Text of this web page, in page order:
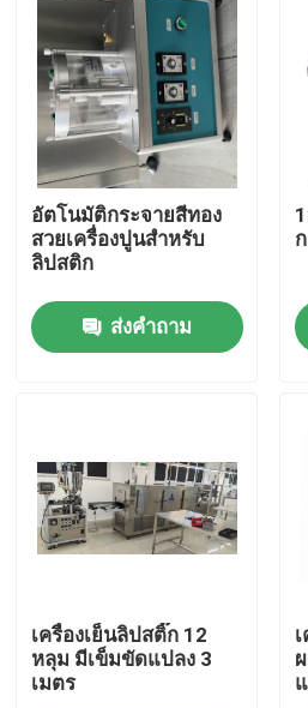
ผลิตภัณฑ์
วิดีโอ
เกี่ยวกับเรา
ทัวร์โรงงาน
อัตโนมัติกระจายสีทอง
สวยเครื่องปูนสําหรับ
ลิปสติก
ส่งคำถาม
เครื่องเย็นลิปสติ๊ก 12
หลุม มีเข็มขัดแปลง 3
เมตร